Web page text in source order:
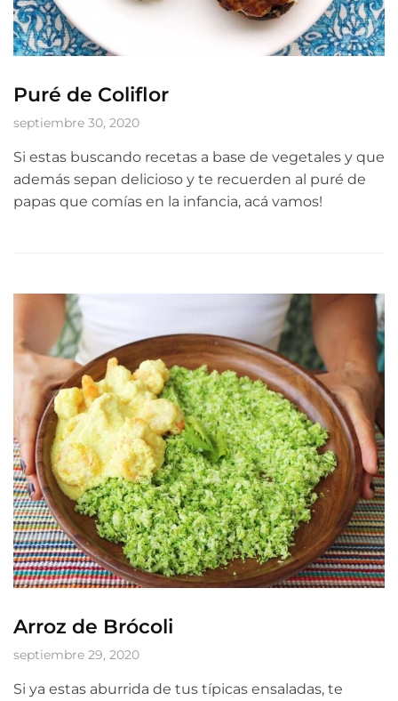
Puré de Coliflor
septiembre 30, 2020
Si estas buscando recetas a base de vegetales y que
además sepan delicioso y te recuerden al puré de
papas que comías en la infancia, acá vamos!
Arroz de Brócoli
septiembre 29, 2020
Si ya estas aburrida de tus típicas ensaladas, te